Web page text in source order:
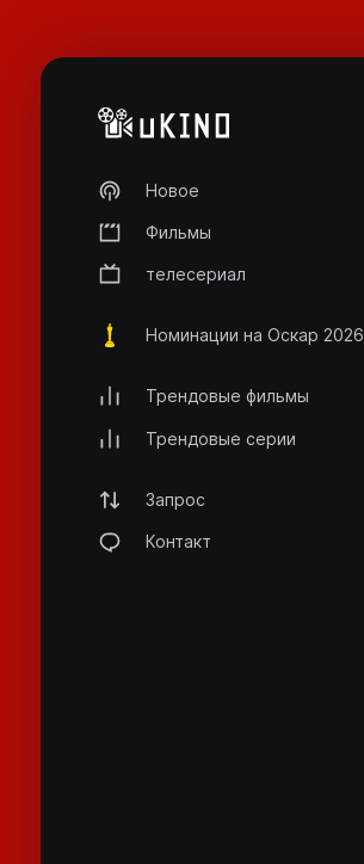
Новое
Фильмы
телесериал
Номинации на Оскар 2026
Трендовые фильмы
Трендовые серии
Запрос
Контакт